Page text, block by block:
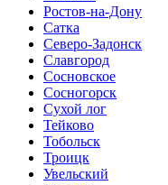
Ростов-на-Дону
Сатка
Северо-Задонск
Славгород
Сосновское
Сосногорск
Сухой лог
Тейково
Тобольск
Троицк
Увельский